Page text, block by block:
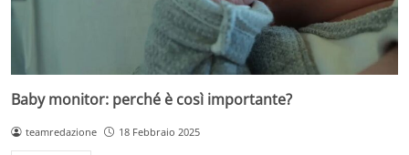
Baby monitor: perché è così importante?
teamredazione 18 Febbraio 2025